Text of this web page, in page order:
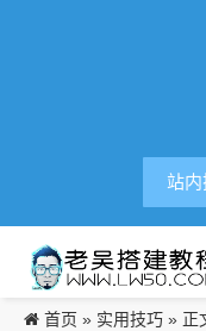
站
首页 » 实用技巧 » 正